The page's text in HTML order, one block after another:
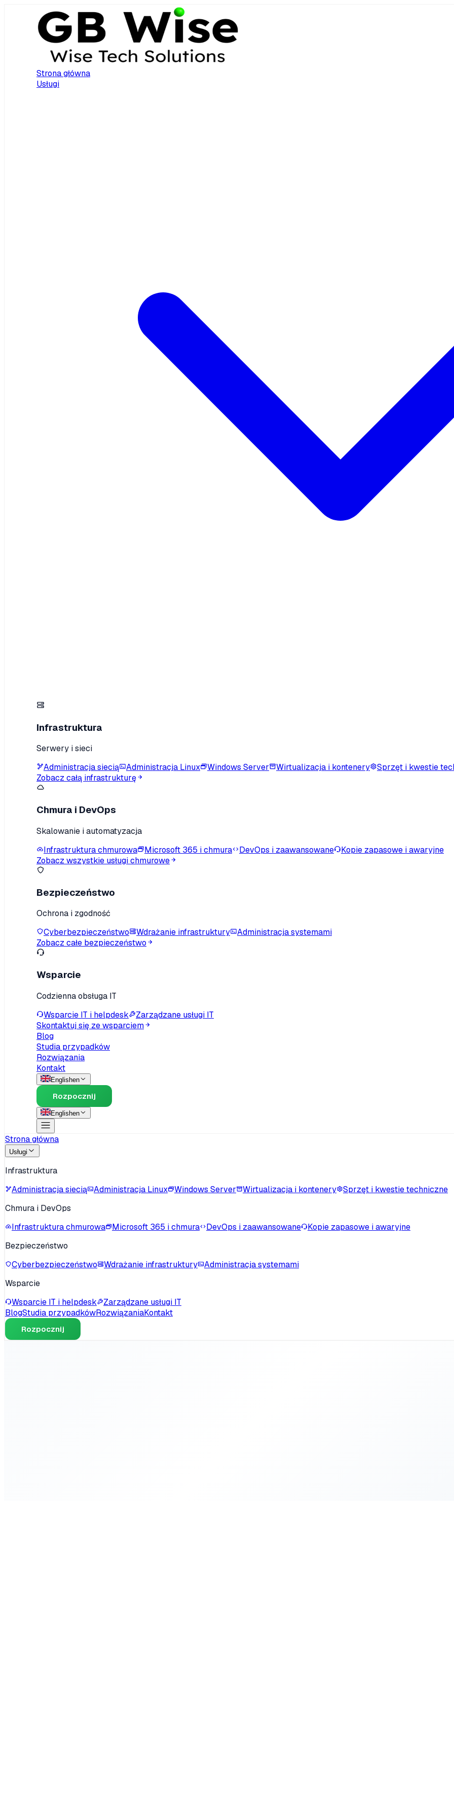
Strona główna
Usługi
Infrastruktura
Serwery i sieci
Administracja siecią
Administracja Linux Windows Server Wirtualizacja i kontenery
Sprzęt i kwestie
Zobacz całą infrastrukturę
Chmura i DevOps
Skalowanie i automatyzacja
Infrastruktura chmurowa
Microsoft 365 i chmura DevOps i zaawansowane
Kopie zapasowe i awaryjne
Zobacz wszystkie usługi chmurowe
Bezpieczeństwo
Ochrona i zgodność
Cyberbezpieczeństwo
Wdrażanie infrastruktury
Administracja systemami
Zobacz całe bezpieczeństwo
Wsparcie
Codzienna obsługa IT
Wsparcie IT i helpdesk
Zarządzane usługi IT
Skontaktuj się ze wsparciem
Blog
Studia przypadków
Rozwiązania
Kontakt
Englishen
Rozpocznij
Englishen
Strona główna
Usługi
Infrastruktura
Administracja siecią
Administracja Linux Windows Server Wirtualizacja i kontenery
Sprzęt i kwestie techniczne
Chmura i DevOps
Infrastruktura chmurowa
Microsoft 365 i chmura DevOps i zaawansowane
Kopie zapasowe i awaryjne
Bezpieczeństwo
Cyberbezpieczeństwo
Wdrażanie infrastruktury
Administracja systemami
Wsparcie
Wsparcie IT i helpdesk
Zarządzane usługi IT
BlogStudia przypadkówRozwiązaniaKontakt
Rozpocznij